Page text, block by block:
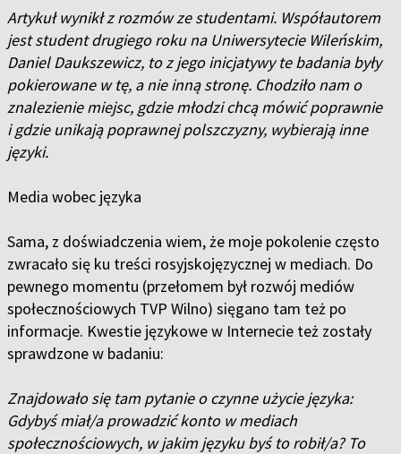
Artykuł wynikł z rozmów ze studentami. Współautorem
jest student drugiego roku na Uniwersytecie Wileńskim,
Daniel Daukszewicz, to z jego inicjatywy te badania były
pokierowane w tę, a nie inną stronę. Chodziło nam o
znalezienie miejsc, gdzie młodzi chcą mówić poprawnie
i gdzie unikają poprawnej polszczyzny, wybierają inne
języki.
Media wobec języka
Sama, z doświadczenia wiem, że moje pokolenie często
zwracało się ku treści rosyjskojęzycznej w mediach. Do
pewnego momentu (przełomem był rozwój mediów
społecznościowych TVP Wilno) sięgano tam też po
informacje. Kwestie językowe w Internecie też zostały
sprawdzone w badaniu:
Znajdowało się tam pytanie o czynne użycie języka:
Gdybyś miał/a prowadzić konto w mediach
społecznościowych, w jakim języku byś to robił/a? To